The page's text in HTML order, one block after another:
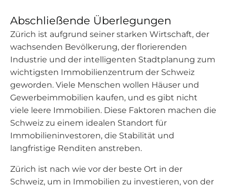
Abschließende Überlegungen
Zürich ist aufgrund seiner starken Wirtschaft, der
wachsenden Bevölkerung, der florierenden
Industrie und der intelligenten Stadtplanung zum
wichtigsten Immobilienzentrum der Schweiz
geworden. Viele Menschen wollen Häuser und
Gewerbeimmobilien kaufen, und es gibt nicht
viele leere Immobilien. Diese Faktoren machen die
Schweiz zu einem idealen Standort für
Immobilieninvestoren, die Stabilität und
langfristige Renditen anstreben.
Zürich ist nach wie vor der beste Ort in der
Schweiz, um in Immobilien zu investieren, von der